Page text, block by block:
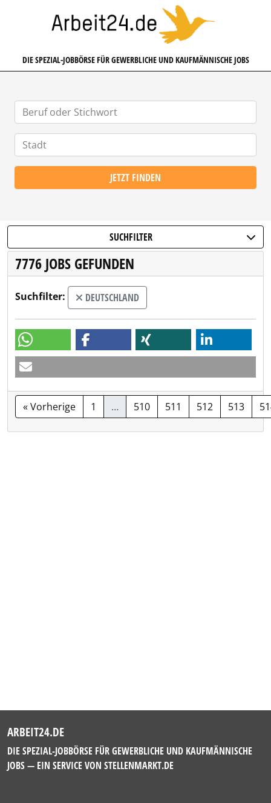
ARBEIT24.DE
DIE SPEZIAL-JOBBÖRSE FÜR GEWERBLICHE UND KAUFMÄNNISCHE JOBS
JETZT FINDEN
SUCHFILTER
7776 JOBS GEFUNDEN
Suchfilter: DEUTSCHLAND
« Vorherige 1 … 510 511 512 513
ARBEIT24.DE
DIE SPEZIAL-JOBBÖRSE FÜR GEWERBLICHE UND KAUFMÄNNISCHE
JOBS — EIN SERVICE VON STELLENMARKT.DE